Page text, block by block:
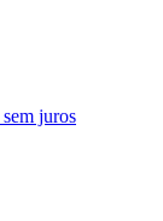
sem juros